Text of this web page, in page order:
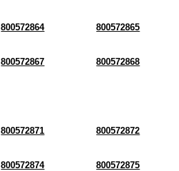
800572864 800572865
800572867 800572868
800572871 800572872
800572874 800572875